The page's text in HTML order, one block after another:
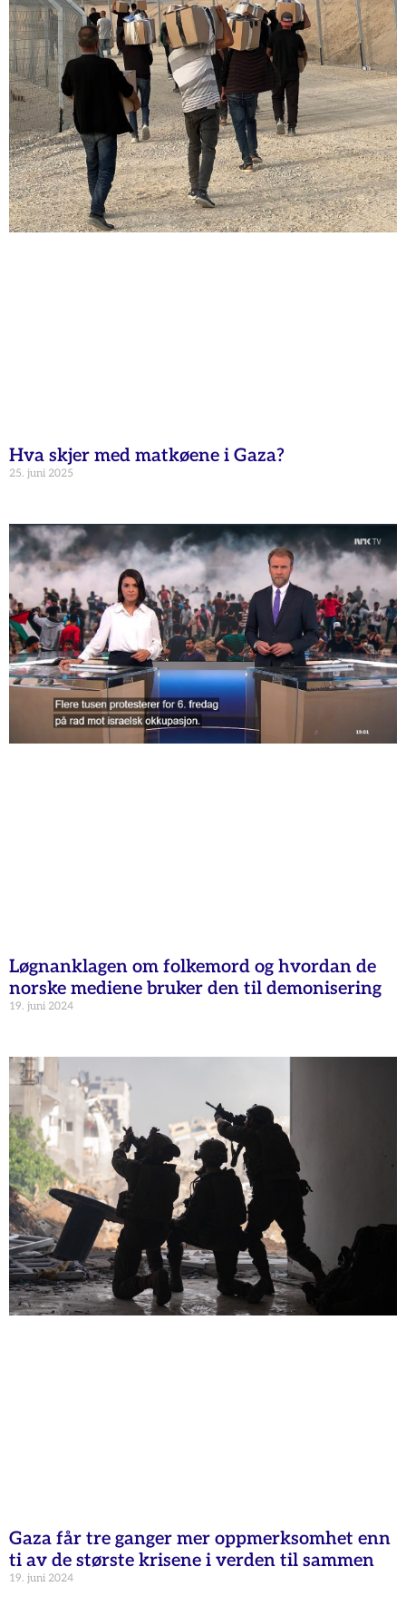
Hva skjer med matkøene i Gaza?
25. juni 2025
Løgnanklagen om folkemord og hvordan de
norske mediene bruker den til demonisering
19. juni 2024
Gaza får tre ganger mer oppmerksomhet enn
ti av de største krisene i verden til sammen
19. juni 2024